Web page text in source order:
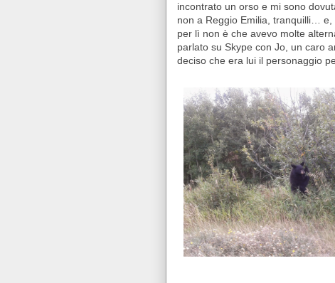
incontrato un orso e mi sono
non a Reggio Emilia, tranquilli…
per lì non è che avevo molte
parlato su Skype con Jo, un caro
deciso che era lui il personaggio